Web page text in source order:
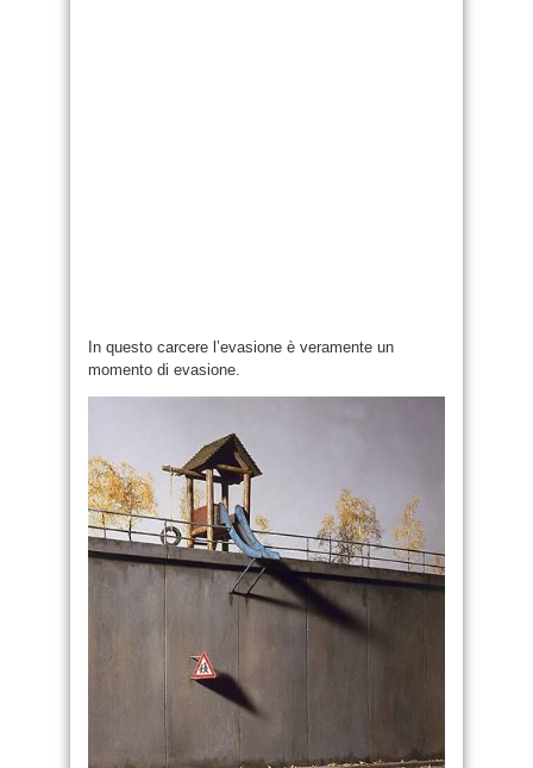
In questo carcere l’evasione è veramente un
momento di evasione.